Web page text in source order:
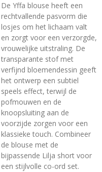
De Yffa blouse heeft een
rechtvallende pasvorm die
losjes om het lichaam valt
en zorgt voor een verzorgde,
vrouwelijke uitstraling. De
transparante stof met
verfijnd bloemendessin geeft
het ontwerp een subtiel
speels effect, terwijl de
pofmouwen en de
knoopsluiting aan de
voorzijde zorgen voor een
klassieke touch. Combineer
de blouse met de
bijpassende Lilja short voor
een stijlvolle co-ord set.